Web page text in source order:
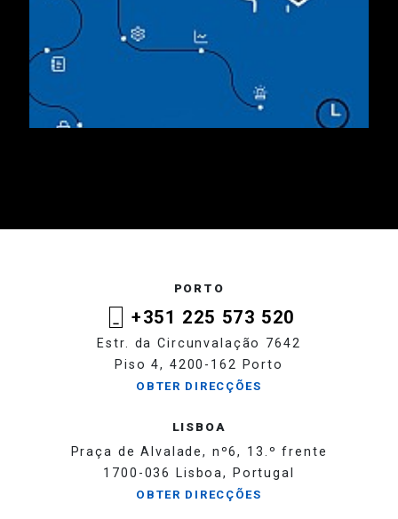
PORTO
+351 225 573 520
Estr. da Circunvalação 7642
Piso 4, 4200-162 Porto
OBTER DIRECÇÕES
LISBOA
Praça de Alvalade, nº6, 13.º frente
1700-036 Lisboa, Portugal
OBTER DIRECÇÕES